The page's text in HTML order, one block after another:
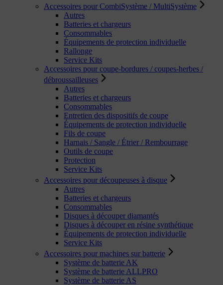
Accessoires pour CombiSystème / MultiSystème
Autres
Batteries et chargeurs
Consommables
Équipements de protection individuelle
Rallonge
Service Kits
Accessoires pour coupe-bordures / coupes-herbes /
débroussailleuses
Autres
Batteries et chargeurs
Consommables
Entretien des dispositifs de coupe
Équipements de protection individuelle
Fils de coupe
Harnais / Sangle / Étrier / Rembourrage
Outils de coupe
Protection
Service Kits
Accessoires pour découpeuses à disque
Autres
Batteries et chargeurs
Consommables
Disques à découper diamantés
Disques à découper en résine synthétique
Équipements de protection individuelle
Service Kits
Accessoires pour machines sur batterie
Système de batterie AK
Système de batterie ALLPRO
Système de batterie AS